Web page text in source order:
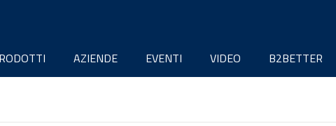
AZIENDE EVENTI VIDEO B2BETTER